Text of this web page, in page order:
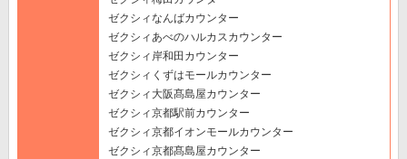
ゼクシィなんばカウンター
ゼクシィあべのハルカスカウンター
ゼクシィ岸和田カウンター
ゼクシィくずはモールカウンター
ゼクシィ大阪髙島屋カウンター
ゼクシィ京都駅前カウンター
ゼクシィ京都イオンモールカウンター
ゼクシィ京都髙島屋カウンター